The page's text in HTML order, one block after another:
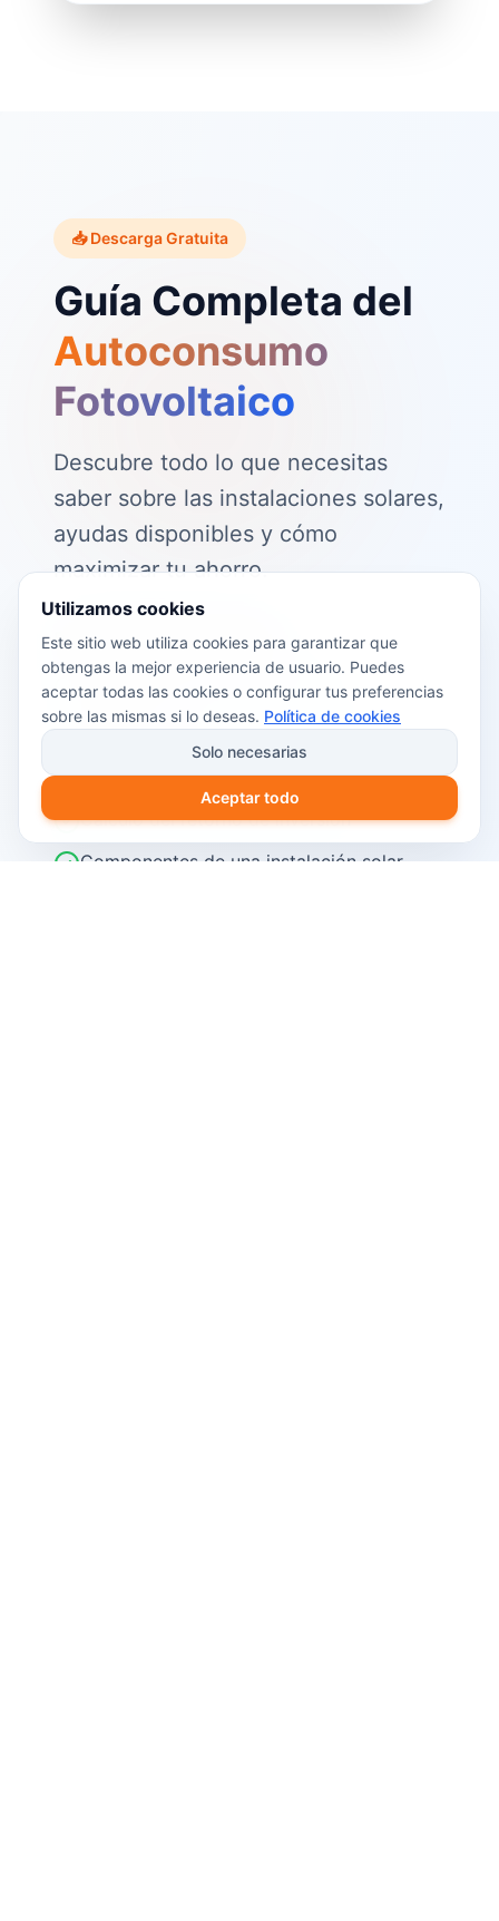
📥 Descarga Gratuita
Guía Completa del
Autoconsumo
Fotovoltaico
Descubre todo lo que necesitas
saber sobre las instalaciones solares,
ayudas disponibles y cómo
maximizar tu ahorro.
📖 Contenido de la guía:
Cómo funciona el autoconsumo
fotovoltaico
Ayudas y subvenciones disponibles en
2026
Cálculo del retorno de inversión
Componentes de una instalación solar
Utilizamos cookies
Este sitio web utiliza cookies para garantizar que
obtengas la mejor experiencia de usuario. Puedes
aceptar todas las cookies o configurar tus preferencias
sobre las mismas si lo deseas. Política de cookies
Solo necesarias
Aceptar todo